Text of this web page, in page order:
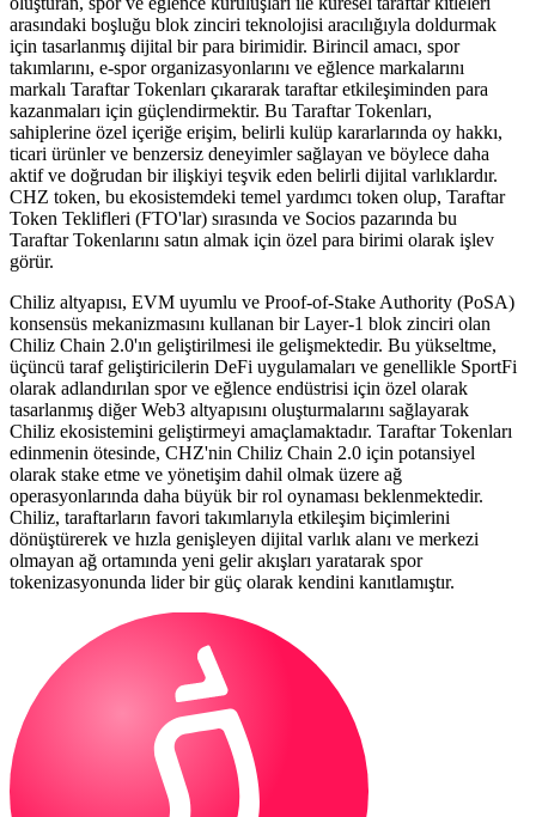
arasındaki boşluğu blok zinciri teknolojisi aracılığıyla doldurmak
için tasarlanmış dijital bir para birimidir. Birincil amacı, spor
takımlarını, e-spor organizasyonlarını ve eğlence markalarını
markalı Taraftar Tokenları çıkararak taraftar etkileşiminden para
kazanmaları için güçlendirmektir. Bu Taraftar Tokenları,
sahiplerine özel içeriğe erişim, belirli kulüp kararlarında oy hakkı,
ticari ürünler ve benzersiz deneyimler sağlayan ve böylece daha
aktif ve doğrudan bir ilişkiyi teşvik eden belirli dijital varlıklardır.
CHZ token, bu ekosistemdeki temel yardımcı token olup, Taraftar
Token Teklifleri (FTO'lar) sırasında ve Socios pazarında bu
Taraftar Tokenlarını satın almak için özel para birimi olarak işlev
görür.
Chiliz altyapısı, EVM uyumlu ve Proof-of-Stake Authority (PoSA)
konsensüs mekanizmasını kullanan bir Layer-1 blok zinciri olan
Chiliz Chain 2.0'ın geliştirilmesi ile gelişmektedir. Bu yükseltme,
üçüncü taraf geliştiricilerin DeFi uygulamaları ve genellikle SportFi
olarak adlandırılan spor ve eğlence endüstrisi için özel olarak
tasarlanmış diğer Web3 altyapısını oluşturmalarını sağlayarak
Chiliz ekosistemini geliştirmeyi amaçlamaktadır. Taraftar Tokenları
edinmenin ötesinde, CHZ'nin Chiliz Chain 2.0 için potansiyel
olarak stake etme ve yönetişim dahil olmak üzere ağ
operasyonlarında daha büyük bir rol oynaması beklenmektedir.
Chiliz, taraftarların favori takımlarıyla etkileşim biçimlerini
dönüştürerek ve hızla genişleyen dijital varlık alanı ve merkezi
olmayan ağ ortamında yeni gelir akışları yaratarak spor
tokenizasyonunda lider bir güç olarak kendini kanıtlamıştır.